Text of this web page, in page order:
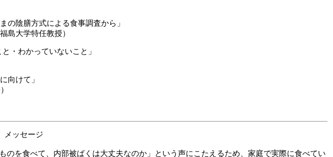
方式による食事調査から」
特任教授）
っていないこと」
て」
メッセージ
を食べて、内部被ばくは大丈夫なのか」という声にこたえるため、家庭で実際に食べてい